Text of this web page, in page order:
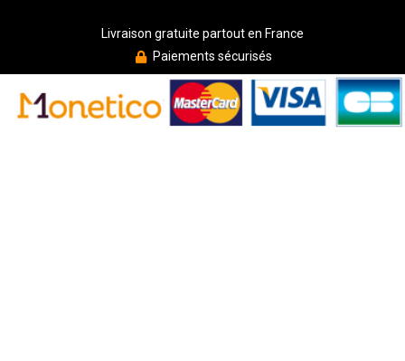
Livraison gratuite partout en France
Paiements sécurisés